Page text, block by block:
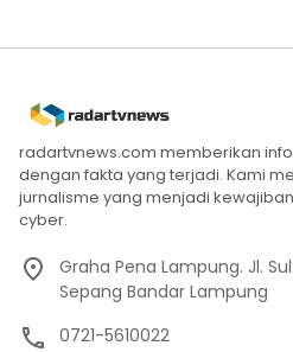
radartvnews.com memberikan
dengan fakta yang terjadi. Kami
jurnalisme yang menjadi
cyber.
Graha Pena Lampung. Jl.
Sepang Bandar Lampung
0721-5610022